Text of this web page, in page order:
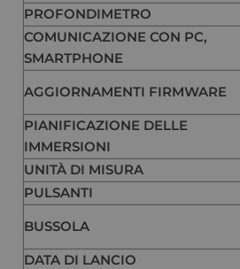
PROFONDIMETRO
COMUNICAZIONE CON PC,
SMARTPHONE
AGGIORNAMENTI FIRMWARE
PIANIFICAZIONE DELLE
IMMERSIONI
UNITÀ DI MISURA
PULSANTI
BUSSOLA
DATA DI LANCIO